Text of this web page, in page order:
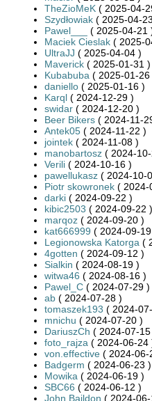
TheZioMeK ( 2025-04-
Szydłowiak ( 2025-04-
Pawel___
( 2025-04-21
Maciek Cieslak ( 2025-
UltraJJ ( 2025-04-04 )
Maverick ( 2025-01-31 )
Kubabuba ( 2025-01-26
daniello ( 2025-01-16 )
Karql ( 2024-12-29 )
swidar ( 2024-12-20 )
Beer Bikers ( 2024-11-
Antek05 ( 2024-11-22 )
jointek ( 2024-11-08 )
manobartosz ( 2024-
Verili ( 2024-10-16 )
pawellukasz ( 2024-10-
Piotr skowronek ( 2024-
darki ( 2024-09-22 )
kibic2503 ( 2024-09-22 )
marqoz ( 2024-09-20 )
kat666999 ( 2024-09-
Legionowska Katorga (
4gotten ( 2024-09-12 )
Sialkin ( 2024-08-19 )
witwa46 ( 2024-08-16 )
Pawel_C ( 2024-07-29 )
ab ( 2024-07-28 )
tomaszek193 ( 2024-
mnichu ( 2024-07-20 )
DariuszCh ( 2024-07-15
foto_rajza ( 2024-06-24
von.effective ( 2024-06-
Badgerm ( 2024-06-23 )
Mowika ( 2024-06-19 )
SBC66 ( 2024-06-12 )
John Baildon ( 2024-